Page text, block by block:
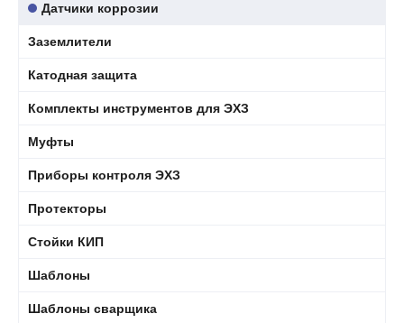
Датчики коррозии
Заземлители
Катодная защита
Комплекты инструментов для ЭХЗ
Муфты
Приборы контроля ЭХЗ
Протекторы
Стойки КИП
Шаблоны
Шаблоны сварщика